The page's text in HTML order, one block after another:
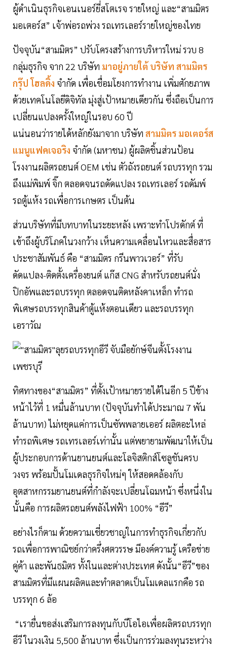
ผู้ดำเนินธุรกิจเอนเนอร์ยี่สโตเรจ รายใหญ่ และ“สามมิตร
มอเตอร์ส” เจ้าพ่อรถพ่วง รถเทรเลอร์รายใหญ่ของไทย
ปัจจุบัน“สามมิตร” ปรับโครงสร้างการบริหารใหม่ รวบ 8
กลุ่มธุรกิจ จาก 22 บริษัท มาอยู่ภายใต้ บริษัท สามมิตร
กรุ๊ป โฮลดิ้ง จำกัด เพื่อเชื่อมโยงการทำงาน เพิ่มศักยภาพ
ด้วยเทคโนโลยีดิจิทัล มุ่งสู่เป้าหมายเดียวกัน ซึ่งถือเป็นการ
เปลี่ยนแปลงครั้งใหญ่ในรอบ 60 ปี
แน่นอนว่ารายได้หลักยังมาจาก บริษัท สามมิตร มอเตอร์ส
แมนูแฟคเจอริง จำกัด (มหาชน) ผู้ผลิตชิ้นส่วนป้อน
โรงงานผลิตรถยนต์ OEM เช่น ตัวถังรถยนต์ รถบรรทุก รวม
ถึงแม่พิมพ์ จิ๊ก ตลอดจนรถดัดแปลง รถเทรเลอร์ รถดัมพ์
รถตู้แห้ง รถเพื่อการเกษตร เป็นต้น
ส่วนบริษัทที่มีบทบาทในระยะหลัง เพราะทำโปรดักต์ ที่
เข้าถึงผู้บริโภคในวงกว้าง เห็นความเคลื่อนไหวและสื่อสาร
ประชาสัมพันธ์ คือ “สามมิตร กรีนพาวเวอร์” ที่รับ
ดัดแปลง-ติดตั้งเครื่องยนต์ แก๊ส CNG สำหรับรถยนต์นั่ง
ปิกอัพและรถบรรทุก ตลอดจนติดหลังคาเหล็ก ทำรถ
พิเศษรถบรรทุกสินค้าตู้แห้งตอนเดียว และรถบรรทุก
เอราวัณ
ทิศทางของ“สามมิตร” ที่ตั้งเป้าหมายรายได้ในอีก 5 ปีข้าง
หน้าไว้ที่ 1 หมื่นล้านบาท (ปัจจุบันทำได้ประมาณ 7 พัน
ล้านบาท) ไม่หยุดแค่การเป็นซัพพลายเออร์ ผลิตอะไหล่
ทำรถพิเศษ รถเทรเลอร์เท่านั้น แต่พยายามพัฒนาให้เป็น
ผู้ประกอบการด้านยานยนต์และโลจิสติกส์โซลูชันครบ
วงจร พร้อมปั้นโมเดลธุรกิจใหม่ๆ ให้สอดคล้องกับ
อุตสาหกรรมยานยนต์ที่กำลังจะเปลี่ยนโฉมหน้า ซึ่งหนึ่งใน
นั้นคือ การผลิตรถยนต์พลังไฟฟ้า 100% “อีวี”
อย่างไรก็ตาม ด้วยความเชี่ยวชาญในการทำธุรกิจเกี่ยวกับ
รถเพื่อการพาณิชย์กว่าครึ่งศตวรรษ มีองค์ความรู้ เครือข่าย
คู่ค้า และพันธมิตร ทั้งในและต่างประเทศ ดังนั้น“อีวี”ของ
สามมิตรที่มีแผนผลิตและทำตลาดเป็นโมเดลแรกคือ รถ
บรรทุก 6 ล้อ
“เรายื่นขอส่งเสริมการลงทุนกับบีโอไอเพื่อผลิตรถบรรทุก
อีวี ในวงเงิน 5,500 ล้านบาท ซึ่งเป็นการร่วมลงทุนระหว่าง